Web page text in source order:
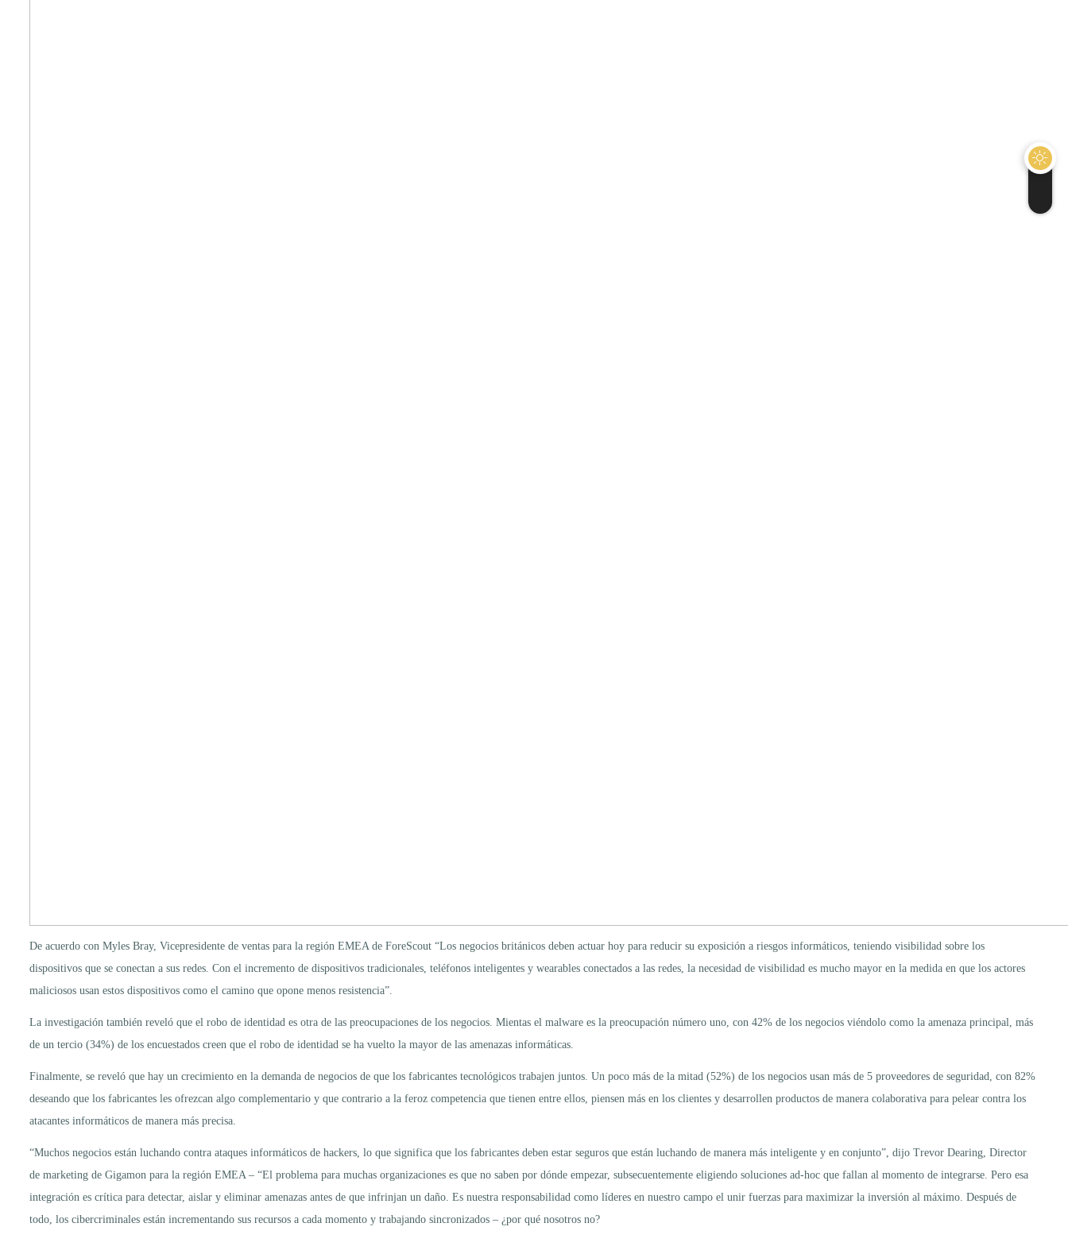
De acuerdo con Myles Bray, Vicepresidente de ventas para la región EMEA de ForeScout “Los negocios británicos deben actuar hoy para reducir su exposición a riesgos informáticos, teniendo visibilidad sobre los
dispositivos que se conectan a sus redes. Con el incremento de dispositivos tradicionales, teléfonos inteligentes y wearables conectados a las redes, la necesidad de visibilidad es mucho mayor en la medida en que los actores
maliciosos usan estos dispositivos como el camino que opone menos resistencia”.
La investigación también reveló que el robo de identidad es otra de las preocupaciones de los negocios. Mientas el malware es la preocupación número uno, con 42% de los negocios viéndolo como la amenaza principal, más
de un tercio (34%) de los encuestados creen que el robo de identidad se ha vuelto la mayor de las amenazas informáticas.
Finalmente, se reveló que hay un crecimiento en la demanda de negocios de que los fabricantes tecnológicos trabajen juntos. Un poco más de la mitad (52%) de los negocios usan más de 5 proveedores de seguridad, con 82%
deseando que los fabricantes les ofrezcan algo complementario y que contrario a la feroz competencia que tienen entre ellos, piensen más en los clientes y desarrollen productos de manera colaborativa para pelear contra los
atacantes informáticos de manera más precisa.
“Muchos negocios están luchando contra ataques informáticos de hackers, lo que significa que los fabricantes deben estar seguros que están luchando de manera más inteligente y en conjunto”, dijo Trevor Dearing, Director
de marketing de Gigamon para la región EMEA – “El problema para muchas organizaciones es que no saben por dónde empezar, subsecuentemente eligiendo soluciones ad-hoc que fallan al momento de integrarse. Pero esa
integración es crítica para detectar, aislar y eliminar amenazas antes de que infrinjan un daño. Es nuestra responsabilidad como líderes en nuestro campo el unir fuerzas para maximizar la inversión al máximo. Después de
todo, los cibercriminales están incrementando sus recursos a cada momento y trabajando sincronizados – ¿por qué nosotros no?